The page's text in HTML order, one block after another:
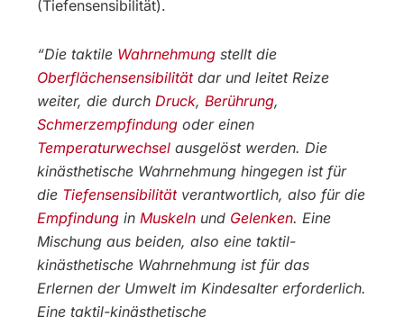
(Tiefensensibilität).
“Die taktile Wahrnehmung stellt die
Oberflächensensibilitätdar und leitet Reize
weiter, die durchDruck,Berührung,
Schmerzempfindung oder einen
Temperaturwechsel ausgelöst werden. Die
kinästhetische Wahrnehmung hingegen ist für
die Tiefensensibilität verantwortlich, also für die
Empfindung inMuskeln und Gelenken. Eine
Mischung aus beiden, also eine taktil-
kinästhetische Wahrnehmung ist für das
Erlernen der Umwelt im Kindesalter erforderlich.
Eine taktil-kinästhetische